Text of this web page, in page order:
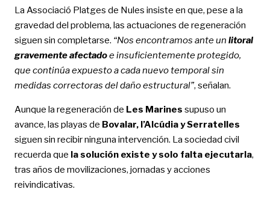
La Associació Platges de Nules insiste en que, pese a la
gravedad del problema, las actuaciones de regeneración
siguen sin completarse. “Nos encontramos ante un litoral
gravemente afectadoe insuficientemente protegido,
que continúa expuesto a cada nuevo temporal sin
medidas correctoras del daño estructural”, señalan.
Aunque la regeneración de Les Marines supuso un
avance, las playas de Bovalar, l’Alcúdia y Serratelles
siguen sin recibir ninguna intervención. La sociedad civil
recuerda que la solución existe y solo falta ejecutarla,
tras años de movilizaciones, jornadas y acciones
reivindicativas.